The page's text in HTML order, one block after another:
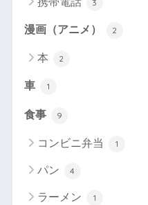
3
漫画（アニメ） 2
本 2
車 1
食事 9
コンビニ弁当 1
パン 4
ラーメン 1